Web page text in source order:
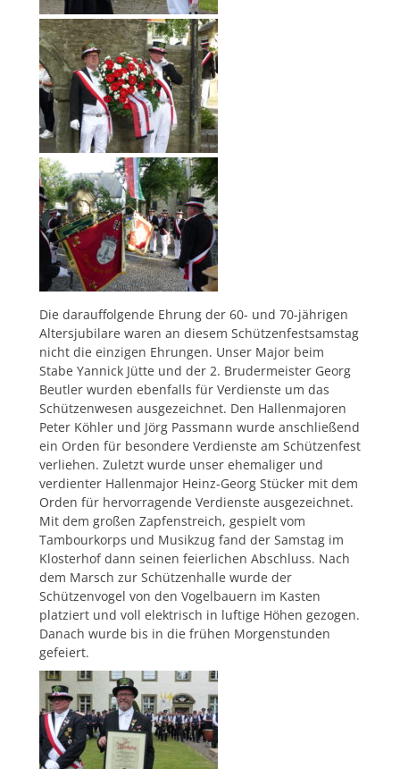
Die darauffolgende Ehrung der 60- und 70-jährigen
Altersjubilare waren an diesem Schützenfestsamstag
nicht die einzigen Ehrungen. Unser Major beim
Stabe Yannick Jütte und der 2. Brudermeister Georg
Beutler wurden ebenfalls für Verdienste um das
Schützenwesen ausgezeichnet. Den Hallenmajoren
Peter Köhler und Jörg Passmann wurde anschließend
ein Orden für besondere Verdienste am Schützenfest
verliehen. Zuletzt wurde unser ehemaliger und
verdienter Hallenmajor Heinz-Georg Stücker mit dem
Orden für hervorragende Verdienste ausgezeichnet.
Mit dem großen Zapfenstreich, gespielt vom
Tambourkorps und Musikzug fand der Samstag im
Klosterhof dann seinen feierlichen Abschluss. Nach
dem Marsch zur Schützenhalle wurde der
Schützenvogel von den Vogelbauern im Kasten
platziert und voll elektrisch in luftige Höhen gezogen.
Danach wurde bis in die frühen Morgenstunden
gefeiert.